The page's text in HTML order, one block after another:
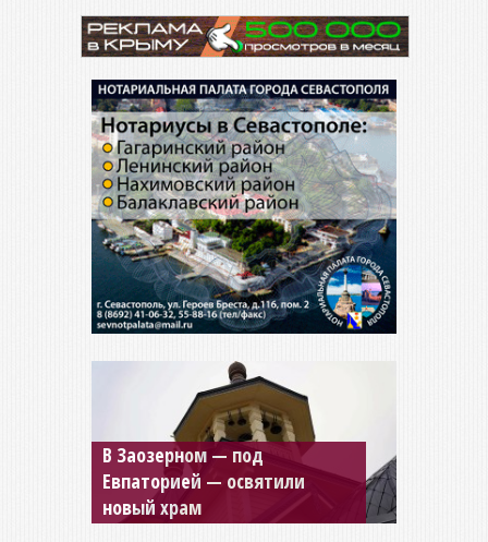
В Заозерном — под
Евпаторией — освятили
новый храм
Мужской монастырь Косьмы
и Дамиана в Крыму вновь
открыт для посещения